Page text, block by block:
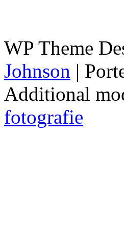
WP Theme
Johnson |
Additional
fotografie